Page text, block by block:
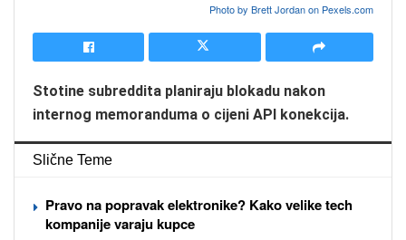
Photo by Brett Jordan on Pexels.com
Stotine subreddita planiraju blokadu nakon
internog memoranduma o cijeni API konekcija.
Slične Teme
Pravo na popravak elektronike? Kako velike tech
kompanije varaju kupce